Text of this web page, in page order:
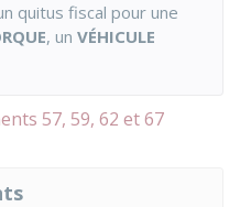
quitus fiscal pour une
, un VÉHICULE
57, 59, 62 et 67